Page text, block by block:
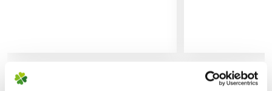
gepflanzt, in welchem sie drei Jahre lang